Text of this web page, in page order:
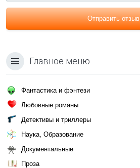
Отправить отзыв
Главное меню
Фантастика и фэнтези
Любовные романы
Детективы и триллеры
Наука, Образование
Документальные
Проза